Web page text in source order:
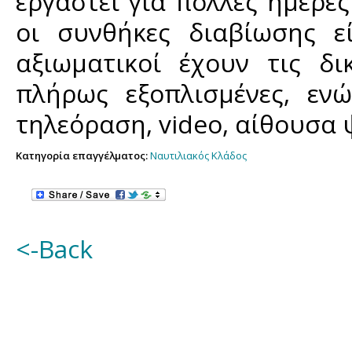
οι συνθήκες διαβίωσης
αξιωματικοί έχουν τις
πλήρως εξοπλισμένες,
τηλεόραση, video, αίθουσα
Κατηγορία επαγγέλματος:Ναυτιλιακός Κλάδος
<-Back